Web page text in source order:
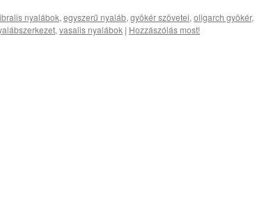
nyalábok, egyszerű nyaláb, gyökér szövetei, oligarch gyökér,
, vasalis nyalábok | Hozzászólás most!